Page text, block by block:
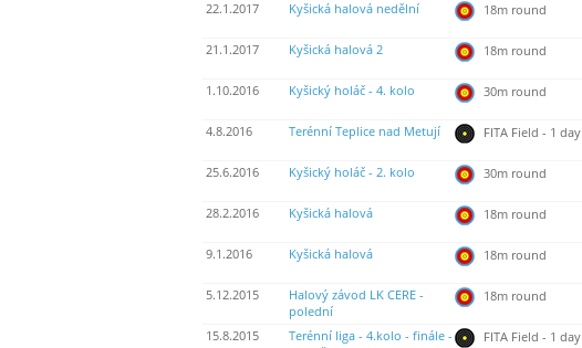
22.1.2017
Kyšická halová nedělní 18m round
21.1.2017
Kyšická halová 2 18m round
1.10.2016
Kyšický holáč - 4. kolo 30m round
4.8.2016
Terénní Teplice nad Metují FITA Field - 1 day
25.6.2016
Kyšický holáč - 2. kolo 30m round
28.2.2016
Kyšická halová 18m round
9.1.2016
Kyšická halová 18m round
5.12.2015
Halový závod LK CERE -
polední
18m round
15.8.2015
Terénní liga - 4.kolo - finále -
FITA Field - 1 day